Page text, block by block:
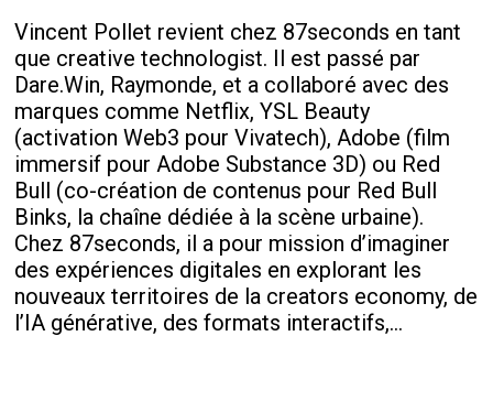
Vincent Pollet revient chez 87seconds en tant
que creative technologist. Il est passé par
Dare.Win, Raymonde, et a collaboré avec des
marques comme Netflix, YSL Beauty
(activation Web3 pour Vivatech), Adobe (film
immersif pour Adobe Substance 3D) ou Red
Bull (co-création de contenus pour Red Bull
Binks, la chaîne dédiée à la scène urbaine).
Chez 87seconds, il a pour mission d’imaginer
des expériences digitales en explorant les
nouveaux territoires de la creators economy, de
l’IA générative, des formats interactifs,…